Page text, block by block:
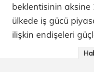
beklentisinin aksine
ülkede iş gücü
ilişkin endişeleri